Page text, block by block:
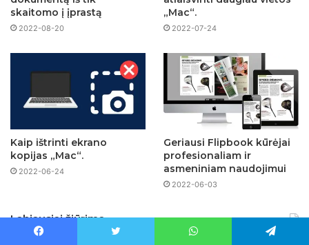
skaitomo į įprastą
2022-08-20
„Mac“.
2022-07-24
Kaip ištrinti ekrano
kopijas „Mac“.
2022-06-24
Geriausi Flipbook kūrėjai
profesionaliam ir
asmeniniam naudojimui
2022-06-03
Labiausiai žiūrima